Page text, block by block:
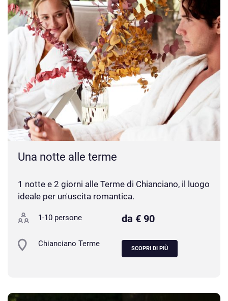
Una notte alle terme
1 notte e 2 giorni alle Terme di Chianciano, il luogo
ideale per un'uscita romantica.
1-10 persone
Chianciano Terme
da € 90
SCOPRI DI PIÙ